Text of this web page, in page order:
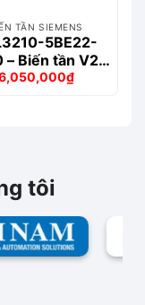
TẦN SIEMENS
5BE22-
– Biến tần V20
2.2kW
Giá
₫
Giá
tôi